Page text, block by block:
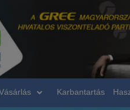
Karbantartás